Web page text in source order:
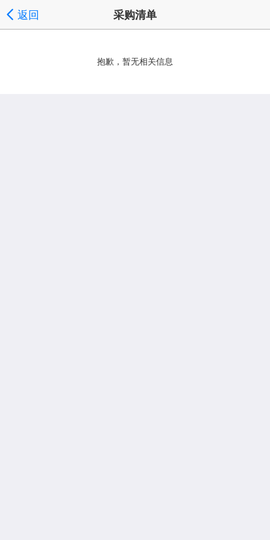
返回 采购清单
抱歉，暂无相关信息